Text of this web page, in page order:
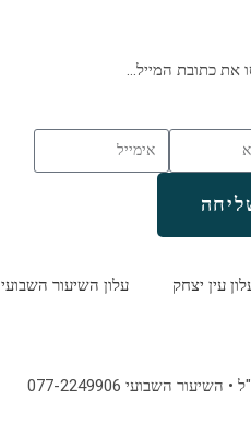
את כתובת המייל…
עין יצחק עלון השיעור השבועי